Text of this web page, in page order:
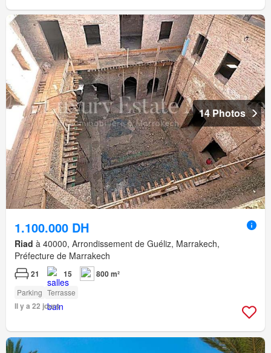
14 Photos
1.100.000 DH
Riad à 40000, Arrondissement de Guéliz, Marrakech,
Préfecture de Marrakech
21 15 800 m²
Parking Terrasse
Il y a 22 jours